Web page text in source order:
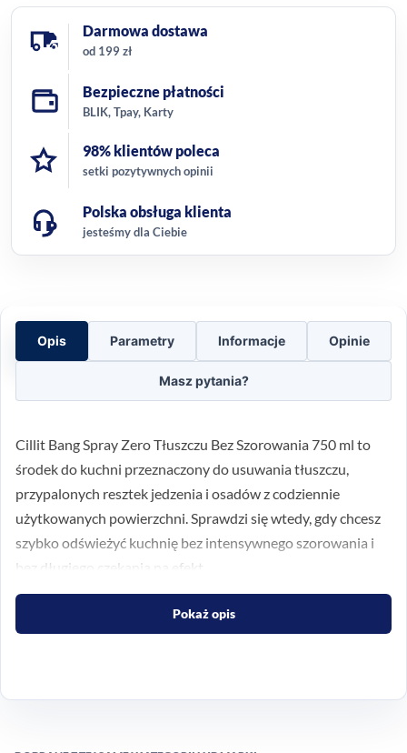
Darmowa dostawa
od 199 zł
Bezpieczne płatności
BLIK, Tpay, Karty
98% klientów poleca
setki pozytywnych opinii
Polska obsługa klienta
jesteśmy dla Ciebie
Opis Parametry Informacje Opinie
Masz pytania?
Cillit Bang Spray Zero Tłuszczu Bez Szorowania 750 ml to
środek do kuchni przeznaczony do usuwania tłuszczu,
przypalonych resztek jedzenia i osadów z codziennie
użytkowanych powierzchni. Sprawdzi się wtedy, gdy chcesz
szybko odświeżyć kuchnię bez intensywnego szorowania i
bez długiego czekania na efekt.
Szybkie działanie w kuchni
grzewczych, okapach, piekarnikach, blatach i innych
Pokaż opis